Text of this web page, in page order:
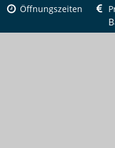
Öffnungszeiten